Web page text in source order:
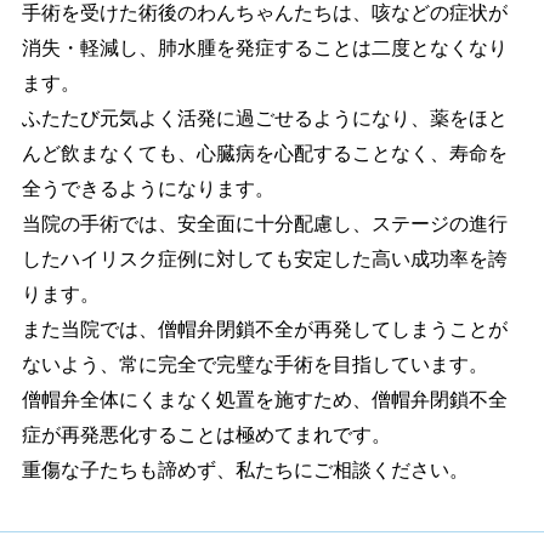
手術を受けた術後のわんちゃんたちは、咳などの症状が
消失・軽減し、肺水腫を発症することは二度となくなり
ます。
ふたたび元気よく活発に過ごせるようになり、薬をほと
んど飲まなくても、心臓病を心配することなく、寿命を
全うできるようになります。
当院の手術では、安全面に十分配慮し、ステージの進行
したハイリスク症例に対しても安定した高い成功率を誇
ります。
また当院では、僧帽弁閉鎖不全が再発してしまうことが
ないよう、常に完全で完璧な手術を目指しています。
僧帽弁全体にくまなく処置を施すため、僧帽弁閉鎖不全
症が再発悪化することは極めてまれです。
重傷な子たちも諦めず、私たちにご相談ください。